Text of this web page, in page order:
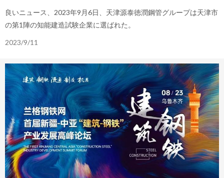
良いニュース、2023年9月6日、天津源泰徳潤鋼管グループは天津市
の第1陣の知能建造試験企業に選ばれた。
2023/9/11